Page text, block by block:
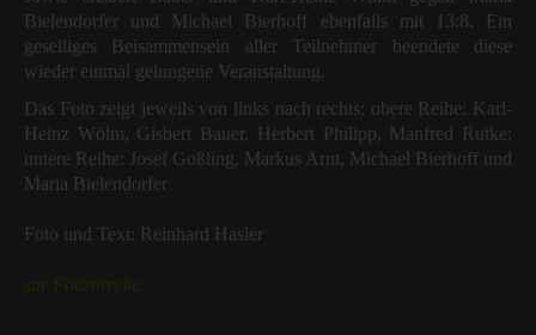
Bielendorfer und Michael Bierhoff ebenfalls mit 13:8. Ein
geselliges Beisammensein aller Teilnehmer beendete diese
wieder einmal gelungene Veranstaltung.
Das Foto zeigt jeweils von links nach rechts: obere Reihe: Karl-
Heinz Wölm, Gisbert Bauer, Herbert Philipp, Manfred Rutke:
untere Reihe: Josef Goßling, Markus Arnt, Michael Bierhoff und
Maria Bielendorfer
Foto und Text: Reinhard Hasler